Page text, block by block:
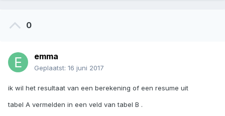
0
emma
Geplaatst: 16 juni 2017
ik wil het resultaat van een berekening of een resume uit
tabel A vermelden in een veld van tabel B .